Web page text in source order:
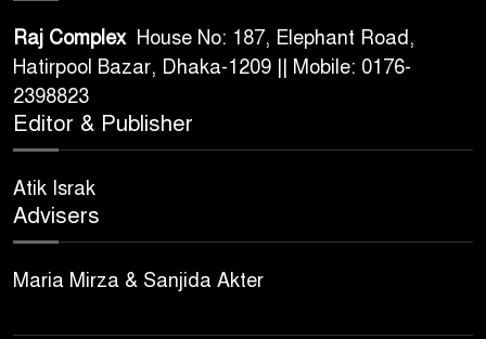
Raj Complex House No: 187, Elephant Road,
Hatirpool Bazar, Dhaka-1209 || Mobile: 0176-
2398823
Editor & Publisher
Atik Israk
Advisers
Maria Mirza & Sanjida Akter